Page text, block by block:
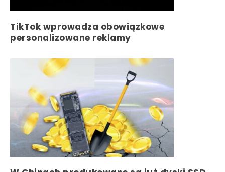
TikTok wprowadza obowiązkowe
personalizowane reklamy